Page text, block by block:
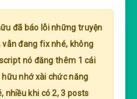
đã báo lỗi những truyện
đang fix nhé, không
nó đăng thêm 1 cái
nhớ xài chức năng
nhiều khi có 2, 3 posts